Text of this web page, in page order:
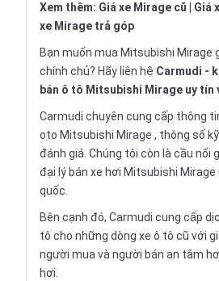
Xem thêm: Giá xe Mirage cũ Giá
xe Mirage trả góp
Bạn muốn mua Mitsubishi Mirage
chính chủ? Hãy liên hệ Carmudi -
bán ô tô Mitsubishi Mirage uy tín
Carmudi chuyên cung cấp thông
oto Mitsubishi Mirage , thông số
đánh giá. Chúng tôi còn là cầu nối
đại lý bán xe hơi Mitsubishi
quốc.
Bên cạnh đó, Carmudi cung cấp
tô cho những dòng xe ô tô cũ với
người mua và người bán an tâm
hơi.